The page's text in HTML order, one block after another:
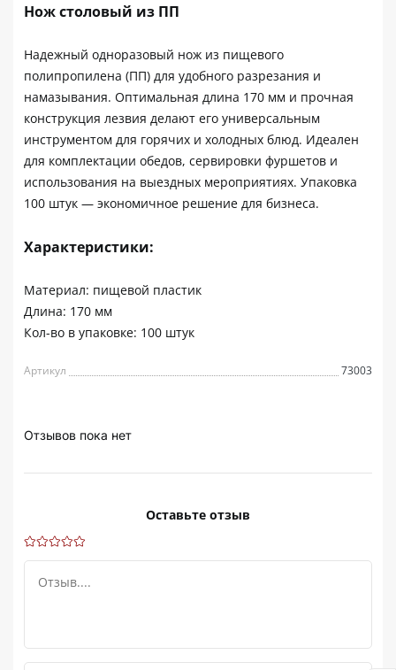
Нож столовый из ПП
Надежный одноразовый нож из пищевого
полипропилена (ПП) для удобного разрезания и
намазывания. Оптимальная длина 170 мм и прочная
конструкция лезвия делают его универсальным
инструментом для горячих и холодных блюд. Идеален
для комплектации обедов, сервировки фуршетов и
использования на выездных мероприятиях. Упаковка
100 штук — экономичное решение для бизнеса.
Характеристики:
Материал: пищевой пластик
Длина: 170 мм
Кол-во в упаковке: 100 штук
Артикул 73003
Отзывов пока нет
Оставьте отзыв